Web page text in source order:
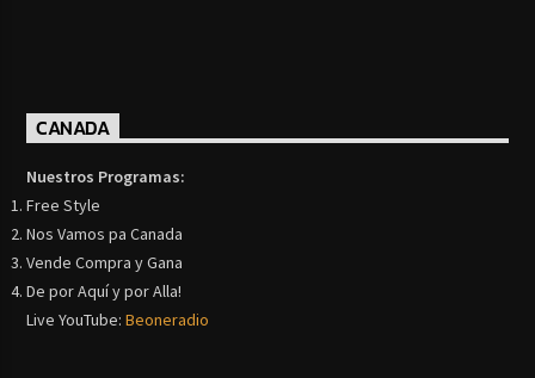
CANADA
Nuestros Programas:
Free Style
Nos Vamos pa Canada
Vende Compra y Gana
De por Aquí y por Alla!
Live YouTube:Beoneradio